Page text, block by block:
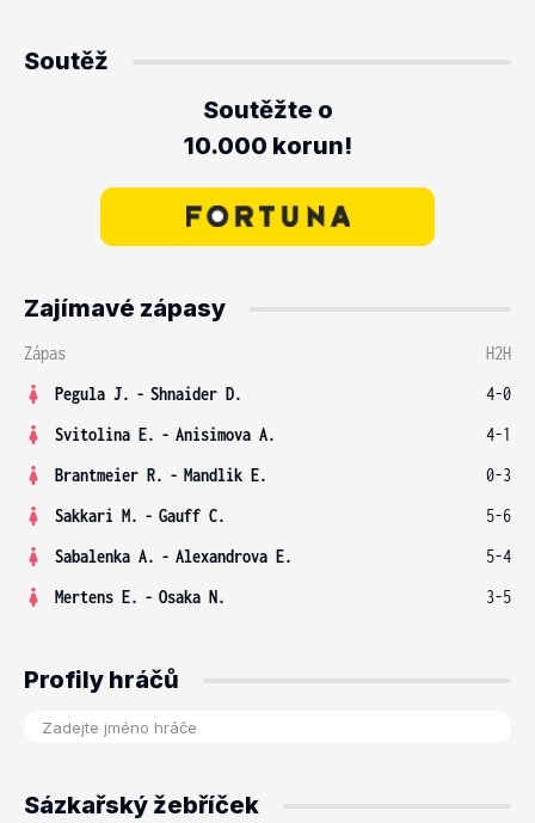
Soutěž
Soutěžte o
10.000 korun!
Zajímavé zápasy
Zápas
H2H
Pegula J. - Shnaider D.
4-0
Svitolina E. - Anisimova A.
4-1
Brantmeier R. - Mandlik E.
0-3
Sakkari M. - Gauff C.
5-6
Sabalenka A. - Alexandrova E.
5-4
Mertens E. - Osaka N. 3-5
Profily hráčů
Sázkařský žebříček